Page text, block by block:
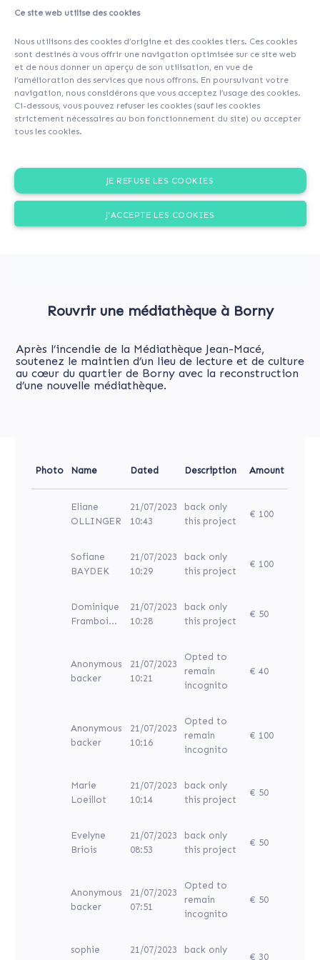
Ce site web utilise des cookies
Nous utilisons des cookies d’origine et des cookies tiers. Ces cookies
sont destinés à vous offrir une navigation optimisée sur ce site web
et de nous donner un aperçu de son utilisation, en vue de
l’amélioration des services que nous offrons. En poursuivant votre
navigation, nous considérons que vous acceptez l’usage des cookies.
Ci-dessous, vous pouvez refuser les cookies (sauf les cookies
strictement nécessaires au bon fonctionnement du site) ou accepter
tous les cookies.
JE REFUSE LES COOKIES
J'ACCEPTE LES COOKIES
Rouvrir une médiathèque à Borny
Après l’incendie de la Médiathèque Jean-Macé,
soutenez le maintien d’un lieu de lecture et de culture
au cœur du quartier de Borny avec la reconstruction
d’une nouvelle médiathèque.
Photo Name Dated Description Amount
Eliane
OLLINGER
21/07/2023
10:43
back only
this project
€ 100
Sofiane
BAYDEK
21/07/2023
10:29
back only
this project
€ 100
Dominique
Framboi...
21/07/2023
10:28
back only
this project
€ 50
Anonymous
backer
21/07/2023
10:21
Opted to
remain
incognito
€ 40
Anonymous
backer
21/07/2023
10:16
Opted to
remain
incognito
€ 100
Marie
Loeillot
21/07/2023
10:14
back only
this project
€ 50
Evelyne
Briois
21/07/2023
08:53
back only
this project
€ 50
Anonymous
backer
21/07/2023
07:51
Opted to
remain
incognito
€ 50
sophie
21/07/2023
back only
€ 30